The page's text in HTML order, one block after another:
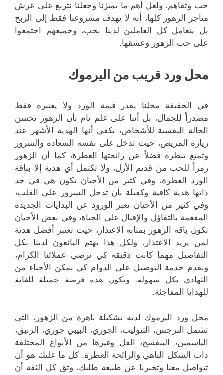
حب وتفاهم. ولعل أهم ما يميزنا وجعلنا نتربع على عرش
متاجر الزهور كلها، أنه لا يهدف مشروعنا فقط إلى الربح
بل يتعامل كل العاملين لدينا بحب، وجميعهم اجتمعوا
على حب الزهور وعشقها.
محل ورد قريب من اليرموك
في الحقيقة محلنا يقدر قيمة الورد ولا يعتبره فقط
مصدراً للجمال، بل أننا على علم تام بأن الزهور تحسن
الحالة النفسية للأشخاص، يكفي أنها الهدية الأشهر عند
زيارة المريض، حيث تدخل على نفسه السعادة والسرور
وتمتع تنظره فضلاً عن رائحتها العطرة، كما أن الزهور
رمزاً للحب من قديم الأزل، ولا تكتمل أي هدية إلا بباقة
الورد العطرة، وفي كثير من الأحيان تكون هي في حد
ذاتها هدية كافية وكفيلة بأن تدخل السرور على القلب،
وفي كثير من الأحيان تعبر الورود عن البدايات الجديدة
المفعمة بالتفاؤل والإقبال على الحياة، وفي بعض الأحيان
تكون باقة الزهور بمثابة الاعتذار، حيث تعتبر أفضل هدية
لمن يريد الاعتذار. ولكل هذا يهتم البائعون لدينا بكل
التفاصيل مهما كانت دقيقة كي نرضي عملائنا الكرام،
ونقدم خدمة التوصيل على الدوام كي نمكن الأحباء من
التهادي بكل سهولة، وتكون هذه فرصة جميلة للغاية
للهدايا المفاجئة.
محل ورد اليرموك لديه تشكيلة باهرة من الزهور، التي
تشمل النرجس، التيوليب، الجوري، البيبي جوري، الزنبق،
الياسمين، البنفسج، الفل وغيرها من الأنواع المختلفة
ذات الشكل الباهي والرائحة العطرة. كل ما عليك هو أن
تتواصل معنا وتخبرنا عن طبيعة طلبك، وثق كل الثقة أن